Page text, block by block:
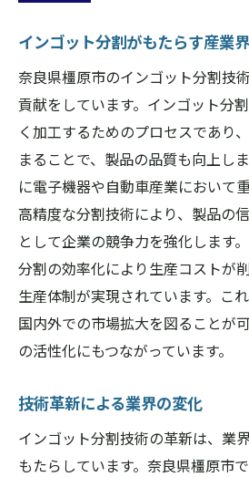
インゴット分割がもたらす産業
奈良県橿原市のインゴット分割技
貢献をしています。インゴット分
く加工するためのプロセスであり
まることで、製品の品質も向上し
に電子機器や自動車産業において
高精度な分割技術により、製品の
として企業の競争力を強化します
分割の効率化により生産コストが
生産体制が実現されています。こ
国内外での市場拡大を図ることが
の活性化にもつながっています。
技術革新による業界の変化
インゴット分割技術の革新は、業
もたらしています。奈良県橿原市